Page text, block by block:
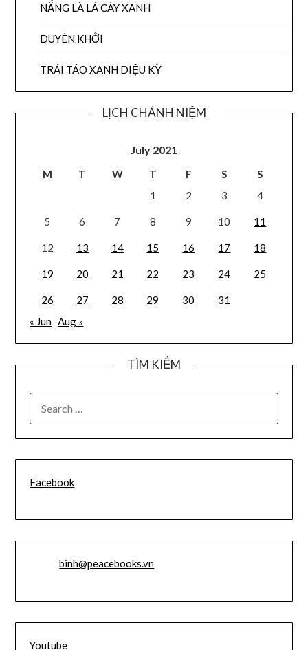
NẮNG LÀ LÁ CÂY XANH
DUYÊN KHỞI
TRÁI TÁO XANH DIỆU KỲ
LỊCH CHÁNH NIỆM
July 2021
M T W T F S
S
1
2 3 4
5 6 7 8 9 10 11
12 13 14 15 16 17 18
19 20 21 22 23 24 25
26 27 28 29 30
31
« Jun Aug »
TÌM KIẾM
FOR:
Facebook
Email:binh@peacebooks.vn
Youtube